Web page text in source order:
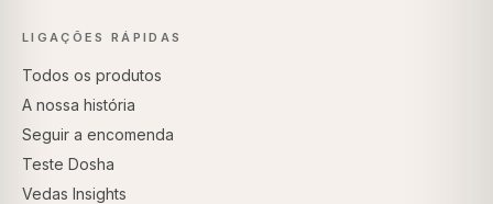
LIGAÇÕES RÁPIDAS
Todos os produtos
A nossa história
Seguir a encomenda
Teste Dosha
Vedas Insights